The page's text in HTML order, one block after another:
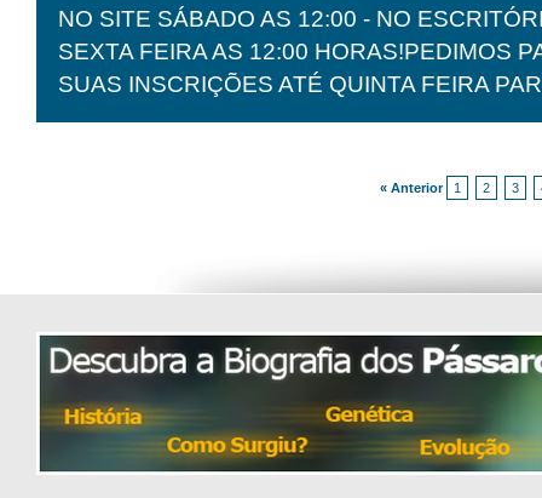
NO SITE SÁBADO AS 12:00 - NO
SEXTA FEIRA AS 12:00 HORAS!PEDIMOS
SUAS INSCRIÇÕES ATÉ QUINTA FEIRA
« Anterior 1 2 3